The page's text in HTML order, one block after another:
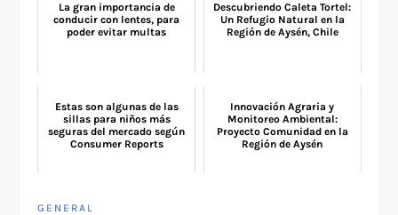
La gran importancia de
conducir con lentes, para
poder evitar multas
Descubriendo Caleta Tortel:
Un Refugio Natural en la
Región de Aysén, Chile
Estas son algunas de las
sillas para niños más
seguras del mercado según
Consumer Reports
Innovación Agraria y
Monitoreo Ambiental:
Proyecto Comunidad en la
Región de Aysén
GENERAL